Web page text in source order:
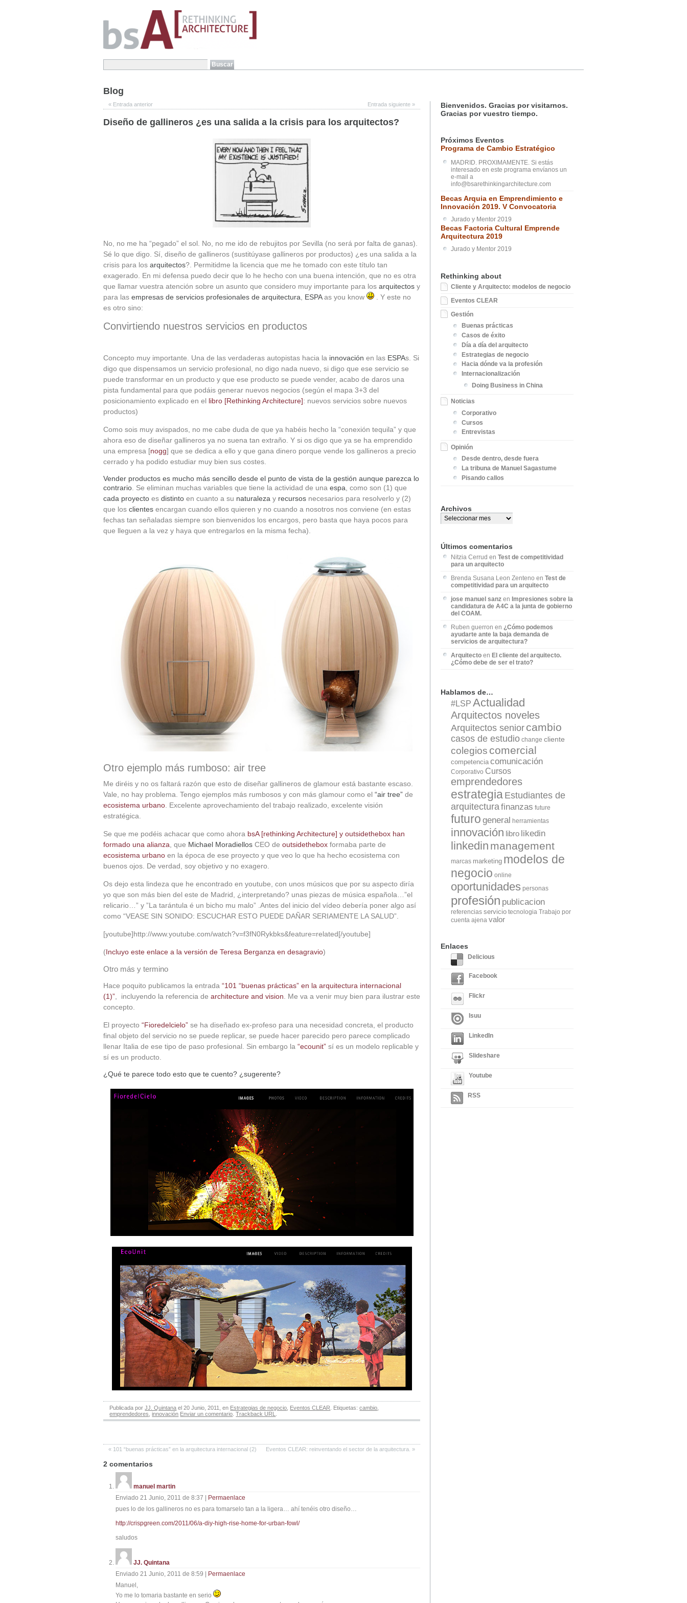
Blog
« Entrada anterior Entrada siguiente »
Diseño de gallineros ¿es una salida a la crisis para los arquitectos?
No, no me ha “pegado” el sol. No, no me ido de rebujitos por Sevilla (no será por falta de ganas).
Sé lo que digo. Sí, diseño de gallineros (sustitúyase gallineros por productos) ¿es una salida a la
crisis para los arquitectos?. Permitidme la licencia que me he tomado con este título tan
exagerado. En mi defensa puedo decir que lo he hecho con una buena intención, que no es otra
que llamar vuestra atención sobre un asunto que considero muy importante para los arquitectos y
para las empresas de servicios profesionales de arquitectura ESPAas you know
. Y este no
es otro sino:
Convirtiendo nuestros servicios en productos
Concepto muy importante. Una de las verdaderas autopistas hacia la innovación en las ESPAs. Si
digo que dispensamos un servicio profesional, no digo nada nuevo, si digo que ese servicio se
puede transformar en un producto y que ese producto se puede vender, acabo de daros una
pista fundamental para que podáis generar nuevos negocios (según el mapa 3+3 del
posicionamiento explicado en el libro [Rethinking Architecture]: nuevos servicios sobre nuevos
productos)
Como sois muy avispados, no me cabe duda de que ya habéis hecho la “conexión tequila” y que
ahora eso de diseñar gallineros ya no suena tan extraño. Y si os digo que ya se ha emprendido
una empresa [nogg] que se dedica a ello y que gana dinero porque vende los gallineros a precio
cerrado y ha podido estudiar muy bien sus costes.
Vender productos es mucho más sencillo desde el punto de vista de la gestión aunque parezca lo
contrario . Se eliminan muchas variables que tiene la actividad de una espa , como son (1) que
cada proyecto es distinto en cuanto a su naturaleza y recursos necesarios para resolverlo y (2)
que los clientes encargan cuando ellos quieren y no cuando a nosotros nos conviene (en estas
fechas tan señaladas siempre son bienvenidos los encargos, pero basta que haya pocos para
que lleguen a la vez y haya que entregarlos en la misma fecha).
Otro ejemplo más rumboso: air tree
Me diréis y no os faltará razón que esto de diseñar gallineros de glamour está bastante escaso.
Vale, no hay problema. Tengo ejemplos más rumbosos y con más glamour como el “air tree” de
ecosistema urbano. Excelente aprovechamiento del trabajo realizado, excelente visión
estratégica.
Se que me podéis achacar que como ahora bsA [rethinking Architecture] y outsidethebox han
formado una alianza, que Michael Moradiellos CEO de outsidethebox formaba parte de
ecosistema urbano en la época de ese proyecto y que veo lo que ha hecho ecosistema con
buenos ojos. De verdad, soy objetivo y no exagero.
Os dejo esta lindeza que he encontrado en youtube, con unos músicos que por su aspecto diría
yo que son más bien del este de Madrid, ¿interpretando? unas piezas de música española…”el
relicario…” y ”La tarántula é un bicho mu malo” .Antes del inicio del vídeo debería poner algo así
como “VEASE SIN SONIDO: ESCUCHAR ESTO PUEDE DAÑAR SERIAMENTE LA SALUD”.
[youtube]http://www.youtube.com/watch?v=f3fN0Rykbks&feature=related[/youtube]
(Incluyo este enlace a la versión de Teresa Berganza en desagravio)
Otro más y termino
Hace poquito publicamos la entrada “101 “buenas prácticas” en la arquitectura internacional
(1)”, incluyendo la referencia de architecture and vision. Me va a venir muy bien para ilustrar este
concepto.
El proyecto “Fioredelcielo” se ha diseñado ex-profeso para una necesidad concreta, el producto
final objeto del servicio no se puede replicar, se puede hacer parecido pero parece complicado
llenar Italia de ese tipo de paso profesional. Sin embargo la “ecounit” sí es un modelo replicable y
sí es un producto.
¿Qué te parece todo esto que te cuento? ¿sugerente?
Publicada porJJ. Quintana el 20 Junio, 2011, en Estrategias de negocio Eventos CLEAR . Etiquetas:cambio
emprendedores ,innovación Enviar un comentario .Trackback URL
« 101 “buenas prácticas” en la arquitectura internacional (2) Eventos CLEAR: reinventando el sector de la arquitectura. »
2 comentarios
manuel martin
Enviado 21 Junio, 2011 de 8:37 | Permaenlace
pues lo de los gallineros no es para tomarselo tan a la ligera… ahí tenéis otro diseño…
http://crispgreen.com/2011/06/a-diy-high-rise-home-for-urban-fowl/
saludos
JJ. Quintana
Enviado 21 Junio, 2011 de 8:59
Permaenlace
Manuel,
Yo me lo tomaria bastante en serio
Bienvenidos. Gracias por visitarnos.
Gracias por vuestro tiempo.
Próximos Eventos
Programa de Cambio Estratégico
MADRID. PROXIMAMENTE. Si estás
interesado en este programa envíanos un
e-mail a
info@bsarethinkingarchitecture.com
Becas Arquia en Emprendimiento e
Innovación 2019. V Convocatoria
Jurado y Mentor 2019
Becas Factoria Cultural Emprende
Arquitectura 2019
Jurado y Mentor 2019
Rethinking about
Cliente y Arquitecto: modelos de negocio
Eventos CLEAR
Gestión
Buenas prácticas
Casos de éxito
Día a día del arquitecto
Estrategias de negocio
Hacia dónde va la profesión
Internacionalización
Doing Business in China
Noticias
Corporativo
Cursos
Entrevistas
Opinión
Desde dentro, desde fuera
La tribuna de Manuel Sagastume
Pisando callos
Archivos
Últimos comentarios
Nitzia Cerrud enTest de competitividad
para un arquitecto
Brenda Susana Leon Zenteno enTest de
competitividad para un arquitecto
jose manuel sanz enImpresiones sobre la
candidatura de A4C a la junta de gobierno
del COAM.
Ruben guerron en¿Cómo podemos
ayudarte ante la baja demanda de
servicios de arquitectura?
Arquitecto enEl cliente del arquitecto.
¿Cómo debe de ser el trato?
Hablamos de…
#LSP Actualidad
Arquitectos noveles
Arquitectos senior cambio
casos de estudio change cliente
colegios comercial
competencia comunicación
Corporativo Cursos
emprendedores
estrategia Estudiantes de
arquitectura finanzas future
futuro general herramientas
innovación libro likedin
linkedin management
marcas marketing modelos de
negocio online
oportunidades personas
profesión publicacion
referencias servicio tecnologia Trabajo por
cuenta ajena valor
Enlaces
Delicious
Facebook
Flickr
Isuu
LinkedIn
Slideshare
Youtube
RSS